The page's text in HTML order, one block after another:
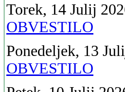
Torek, 14 Julij
OBVESTILO
Ponedeljek, 13
OBVESTILO